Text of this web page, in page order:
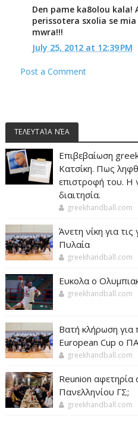
Den pame ka8olou kala!
perissotera sxolia se
mwra!!!
July 25, 2012 at 12:39 PM
Post a Comment
ΤΕΛΕΥΤΑΊΑ ΝΈΑ
Επιβεβαίωση
Κατσίκη. Πως
επιστροφή του. Η
διαιτησία.
greekhandball.com
Άνετη νίκη για
Πυλαία
greekhandball.com
Ευκολα ο
greekhandball.com
Βατή κλήρωση για
European Cup ο
greekhandball.com
Reunion αφετηρία
Πανελληνίου ΓΣ;
greekhandball.com